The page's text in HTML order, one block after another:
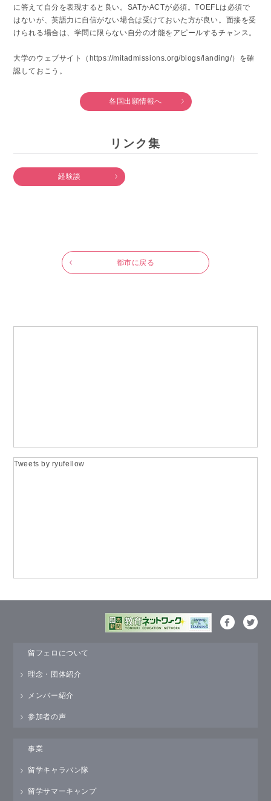
に答えて自分を表現すると良い。SATかACTが必須。TOEFLは必須で
はないが、英語力に自信がない場合は受けておいた方が良い。面接を受
けられる場合は、学問に限らない自分の才能をアピールするチャンス。
大学のウェブサイト（https://mitadmissions.org/blogs/landing/）を確
認しておこう。
各国出願情報へ
リンク集
経験談
都市に戻る
Tweets by ryufellow
留フェロについて
理念・団体紹介
メンバー紹介
参加者の声
事業
留学キャラバン隊
留学サマーキャンプ